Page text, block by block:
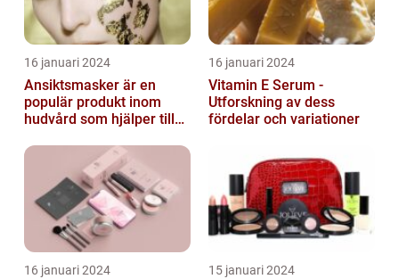
16 januari 2024
Ansiktsmasker är en
populär produkt inom
hudvård som hjälper till
näring åt hud...
16 januari 2024
Vitamin E Serum -
Utforskning av dess
fördelar och variationer
16 januari 2024 15 januari 2024